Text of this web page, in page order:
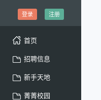
登录 注册
首页
招聘信息
新手天地
菁菁校园